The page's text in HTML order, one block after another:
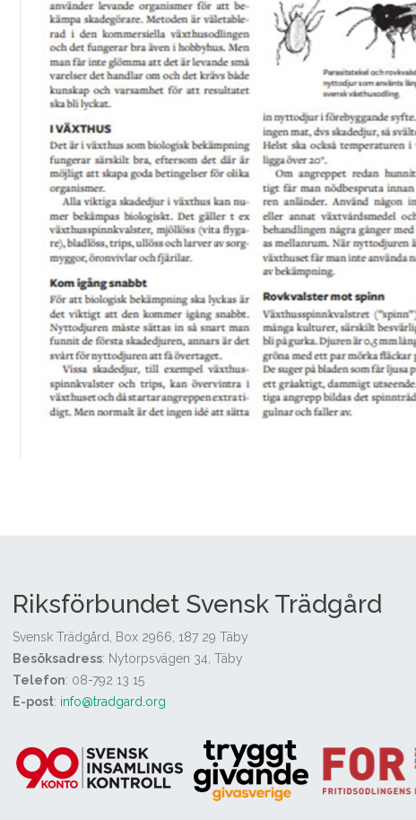
Riksförbundet Svensk Trädgård
Svensk Trädgård, Box 2966, 187 29 Täby
Besöksadress: Nytorpsvägen 34, Täby
Telefon: 08-792 13 15
E-post: info@tradgard.org